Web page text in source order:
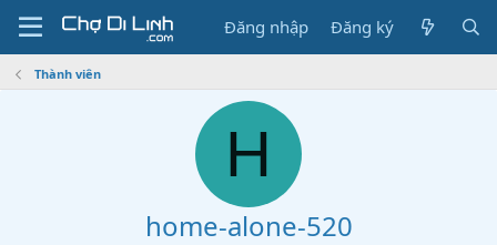
Đăng nhập Đăng ký
Thành viên
H
home-alone-520